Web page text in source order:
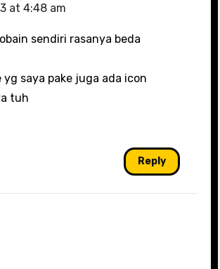
at 4:48 am
sendiri rasanya beda
yg saya pake juga ada icon
tuh
Reply